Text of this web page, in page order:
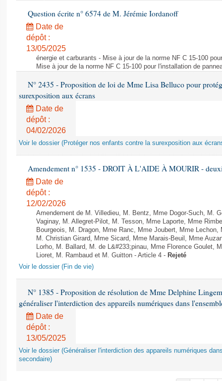
Question écrite n° 6574 de M. Jérémie Iordanoff
Date de
dépôt :
13/05/2025
énergie et carburants - Mise à jour de la norme NF C 15-100
Mise à jour de la norme NF C 15-100 pour l'installation de
N° 2435 - Proposition de loi de Mme Lisa Belluco pour
surexposition aux écrans
Date de
dépôt :
04/02/2026
Voir le dossier (Protéger nos enfants contre la surexposition aux
Amendement n° 1535 - DROIT À L'AIDE À MOURIR -
Date de
dépôt :
12/02/2026
Amendement de M. Villedieu, M. Bentz, Mme Dogor-Such, M.
Vaginay, M. Allegret-Pilot, M. Tesson, Mme Laporte, Mme
Bourgeois, M. Dragon, Mme Ranc, Mme Joubert, Mme
M. Christian Girard, Mme Sicard, Mme Marais-Beuil, Mme
Lorho, M. Ballard, M. de L&#233;pinau, Mme Florence Goulet,
Lioret, M. Rambaud et M. Guitton - Article 4 - Rejeté
Voir le dossier (Fin de vie)
N° 1385 - Proposition de résolution de Mme Delphine
généraliser l'interdiction des appareils numériques dans
Date de
dépôt :
13/05/2025
Voir le dossier (Généraliser l'interdiction des appareils numériques
secondaire)